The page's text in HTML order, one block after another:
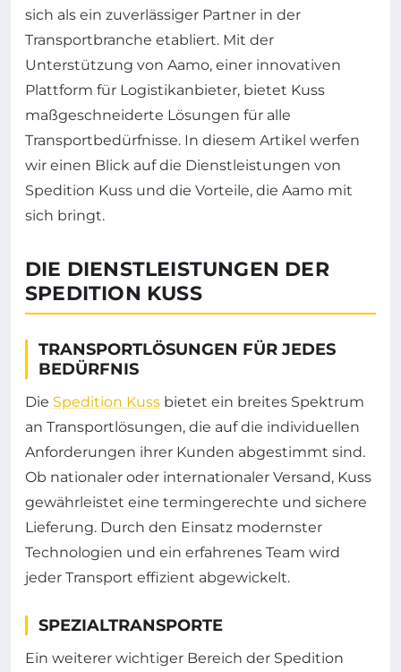
sich als ein zuverlässiger Partner in der
Transportbranche etabliert. Mit der
Unterstützung von Aamo, einer innovativen
Plattform für Logistikanbieter, bietet Kuss
maßgeschneiderte Lösungen für alle
Transportbedürfnisse. In diesem Artikel werfen
wir einen Blick auf die Dienstleistungen von
Spedition Kuss und die Vorteile, die Aamo mit
sich bringt.
DIE DIENSTLEISTUNGEN DER
SPEDITION KUSS
TRANSPORTLÖSUNGEN FÜR JEDES
BEDÜRFNIS
Die Spedition Kuss bietet ein breites Spektrum
an Transportlösungen, die auf die individuellen
Anforderungen ihrer Kunden abgestimmt sind.
Ob nationaler oder internationaler Versand, Kuss
gewährleistet eine termingerechte und sichere
Lieferung. Durch den Einsatz modernster
Technologien und ein erfahrenes Team wird
jeder Transport effizient abgewickelt.
SPEZIALTRANSPORTE
Ein weiterer wichtiger Bereich der Spedition